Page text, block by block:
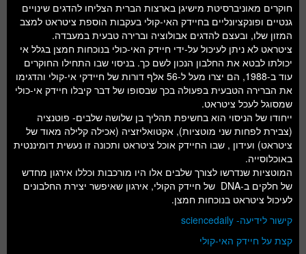
חוקרים מאוניברסיטת מישיגן בארצות הברית הצליחו להדגים שינויים
גנטיים ופונקציונליים בחיידק האי-קולי בעקבות הוספת ציטראט למצב
המזון שלו, ובעצם להדגים אבולוציה וברירה טבעית במעבדה.
ציטראט לא ניתן לעיכול על-ידי חיידק האי-כולי בנוכחות חמצן בגלל אי
יכולתו לבטא את החלבון הנכון לשם כך. בניסוי שבו התחילו החוקרים
עוד ב-1988, הם יצרו מעל ל-56 אלף דורות של חיידקי אי-קולי והדגימו
את הברירה הטבעית בפעולה בכך שבסופו של דבר קיבלו חיידק אי-כולי
שמסוגל לעכל ציטראט.
ייחודו של הניסוי הוא בחשיפת תהליך בן שלושה שלבים- פוטנציה
(צבירת לפחות שני מוטציות), אקטואליזציה (אכילה קלילה מאוד של
ציטראט) ועידון , שבו החיידק אוכל ציטראט ותכונה זו נעשית דומיננטית
באוכלוסייה.
המוטציות שנדרשו לצורך שלבים אלו היו מורכבות וכללו אירגון מחדש
של חלקים ב-DNA של חיידק הקולי, אירגון שאיפשר יצירת החלבונים
לעיכול ציטראט בנוכחות חמצן.
קישור לידיעה- sciencedaily
קצת על חיידק האי-קולי